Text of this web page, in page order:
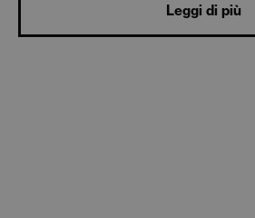
Leggi di più